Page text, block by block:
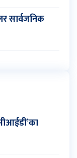
सार्वजनिक